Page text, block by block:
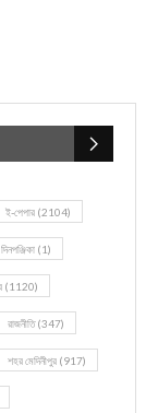
ই-পেপার (2104)
দিনপঞ্জিকা (1)
(1120)
রাজনীতি(347)
শহর মেদিনীপুর (917)